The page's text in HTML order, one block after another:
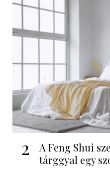
2
A Feng Shui
tárggyal egy